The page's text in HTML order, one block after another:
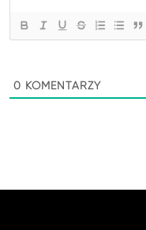
0 KOMENTARZY